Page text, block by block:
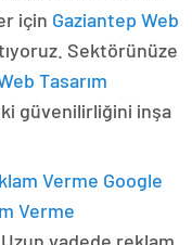
için Gaziantep Web
Sektörünüze
Tasarım
güvenilirliğini inşa
Verme Google
Verme